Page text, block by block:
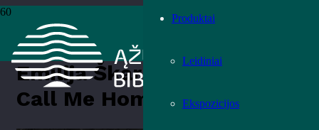
Produktai
Leidiniai
Ekspozicijos
Meno leidiniai›Emilija Škarnulytė
„Waters Call Me Home“
Emilija Škarnulytė „Waters
Call Me Home“